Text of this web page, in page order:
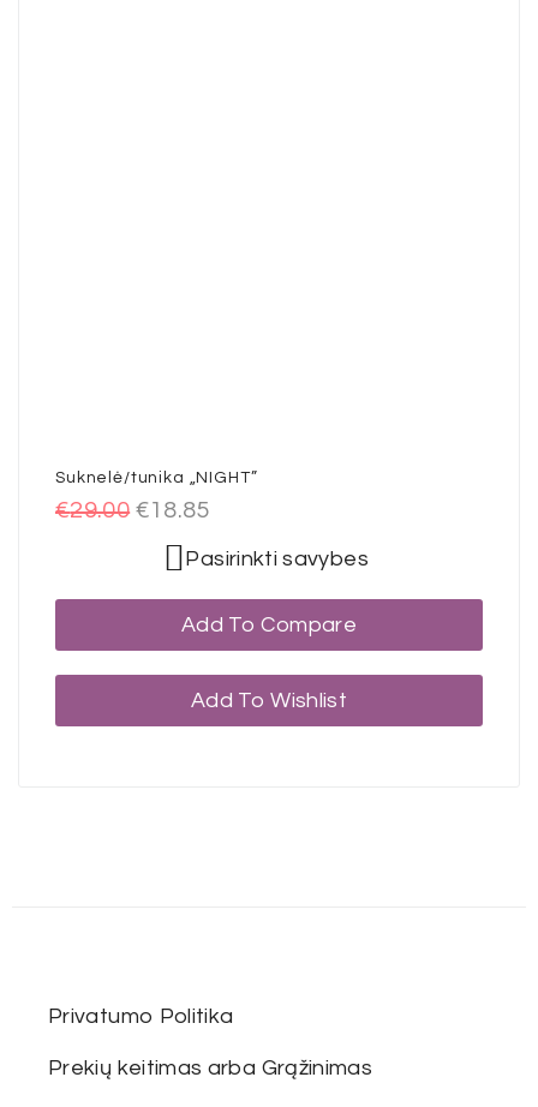
Suknelė/tunika „NIGHT”
€29.00 €18.85
Pasirinkti savybes
Add To Compare
Add To Wishlist
Privatumo Politika
Prekių keitimas arba Grąžinimas